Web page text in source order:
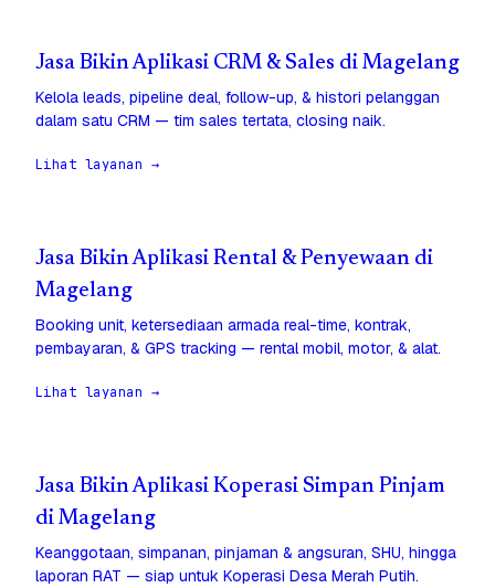
Jasa Bikin Aplikasi CRM & Sales di Magelang
Kelola leads, pipeline deal, follow-up, & histori pelanggan
dalam satu CRM — tim sales tertata, closing naik.
Lihat layanan →
Jasa Bikin Aplikasi Rental & Penyewaan di
Magelang
Booking unit, ketersediaan armada real-time, kontrak,
pembayaran, & GPS tracking — rental mobil, motor, & alat.
Lihat layanan →
Jasa Bikin Aplikasi Koperasi Simpan Pinjam
di Magelang
Keanggotaan, simpanan, pinjaman & angsuran, SHU, hingga
laporan RAT — siap untuk Koperasi Desa Merah Putih.